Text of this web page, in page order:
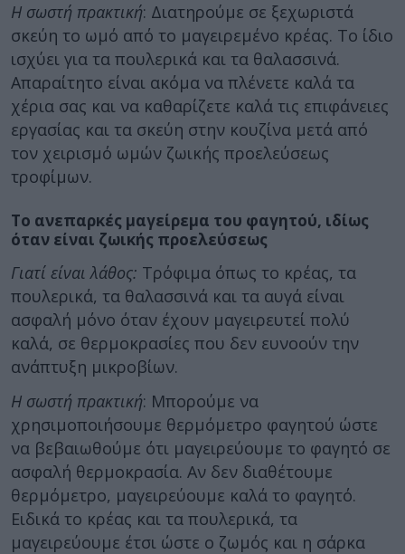
Η σωστή πρακτική: Διατηρούμε σε ξεχωριστά
σκεύη το ωμό από το μαγειρεμένο κρέας. Το ίδιο
ισχύει για τα πουλερικά και τα θαλασσινά.
Απαραίτητο είναι ακόμα να πλένετε καλά τα
χέρια σας και να καθαρίζετε καλά τις επιφάνειες
εργασίας και τα σκεύη στην κουζίνα μετά από
τον χειρισμό ωμών ζωικής προελεύσεως
τροφίμων.
Το ανεπαρκές μαγείρεμα του φαγητού, ιδίως
όταν είναι ζωικής προελεύσεως
Γιατί είναι λάθος: Τρόφιμα όπως το κρέας, τα
πουλερικά, τα θαλασσινά και τα αυγά είναι
ασφαλή μόνο όταν έχουν μαγειρευτεί πολύ
καλά, σε θερμοκρασίες που δεν ευνοούν την
ανάπτυξη μικροβίων.
Η σωστή πρακτική: Μπορούμε να
χρησιμοποιήσουμε θερμόμετρο φαγητού ώστε
να βεβαιωθούμε ότι μαγειρεύουμε το φαγητό σε
ασφαλή θερμοκρασία. Αν δεν διαθέτουμε
θερμόμετρο, μαγειρεύουμε καλά το φαγητό.
Ειδικά το κρέας και τα πουλερικά, τα
μαγειρεύουμε έτσι ώστε ο ζωμός και η σάρκα